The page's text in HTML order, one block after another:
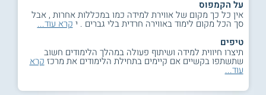
על הקמפוס
אין כל כך מקום של אווירת למידה כמו במכללות אחרות , אבל
סך הכל מקום לימוד באווירה חרדית בלי גברים . י קרא עוד...
טיפים
תיצרו חיווית למידה ושיתוף פעולה במהלך הלימודים חשוב
שתשתפו בקשיים אם קיימים בתחילת הלימודים את מרכז קרא
עוד...